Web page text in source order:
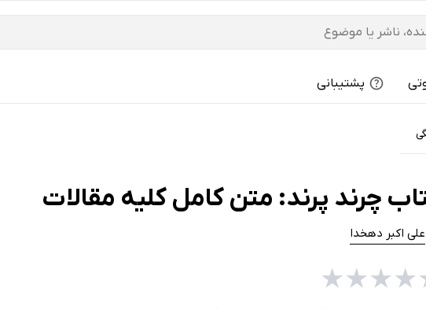
پشتیبانی
چرند پرند: متن کامل کلیه مقالات
علی اکبر دهخدا
★
★
★
★